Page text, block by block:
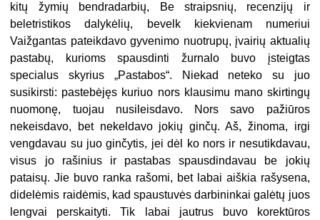
kitų žymių bendradarbių, Be straipsnių, recenzijų ir
beletristikos dalykėlių, bevelk kiekvienam numeriui
Vaižgantas pateikdavo gyvenimo nuotrupų, įvairių aktualių
pastabų, kurioms spausdinti žurnalo buvo įsteigtas
specialus skyrius „Pastabos“. Niekad neteko su juo
susikirsti: pastebėjęs kuriuo nors klausimu mano skirtingų
nuomonę, tuojau nusileisdavo. Nors savo pažiūros
nekeisdavo, bet nekeldavo jokių ginčų. Aš, žinoma, irgi
vengdavau su juo ginčytis, jei dėl ko nors ir nesutikdavau,
visus jo rašinius ir pastabas spausdindavau be jokių
pataisų. Jie buvo ranka rašomi, bet labai aiškia rašysena,
didelėmis raidėmis, kad spaustuvės darbininkai galėtų juos
lengvai perskaityti. Tik labai jautrus buvo korektūros